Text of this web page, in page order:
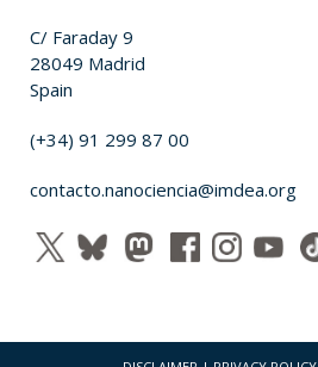
C/ Faraday 9
28049 Madrid
Spain
(+34) 91 299 87 00
contacto.nanociencia@imdea.org